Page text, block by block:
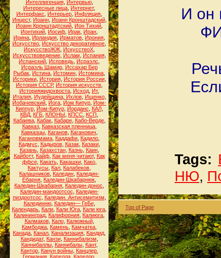
Интеллигенция, Интервью,
Интересные лица Интернет,
Интерфакс
Интерьер Инфляция
Инцест, Иоанн, Иоанн Кронштадский,
Иоанн Кронштадтский Ион Тихий
Ионтихий Иосиф Ирак Иран
Ирина Ирландия Ирматов Ирония
Искусство Искусство декоративное
ИскусствоЖЖ ИскусствоХ
Искусствоведение, Ислам Испания,
Испанский Исповедь Исраэлс
Исраэль Шамир, Иссахар Бер
Рыбак Истина Истомин Истомина
Историки, История, История России,
История СССР, История искусств
Историяжидохвоста Исход Ит,
Италия, Иудейщина, Ихлов, Ищенко,
Йобачевский Йога Йом Кипур Йом-
Киппур, Йом-Кипур, Йорданс КАЛ,
КВД КГБ КЛОНЫ КПСС КСП
Кабаева, Кабак, Кабаре, Кабо-Верде,
Кавказ, Кавказская пленница,
Кавказцы, Каганов, Каганович
Кагановмама Каддафи Кадило
Кадмус
Кадыров, Казак, Казаки,
Казань, Казахстан, Казнь, Каин,
Кайботт, Кайф, Как меня читают, Как
ффсе, Какать, Какашки, Како,
Кактусы Кал Калабеков
Калашников Каледин Каледин-
Ебарня Каледин-Шкабарнюк
Каледин-Шкабарня Каледин-донос
Каледин-мандоотсос
Каледин-
пиздоотсос
Каледин. Антисемитизм
Калединню, Каледин— ГеБе,
Календарь Кали Кали Юга Кали юга
Калининград Калифорния Калиюга
Калмаков, Кало, Калюжный,
Камбоджа Камень Камчатка
Канада Канал Канализация Кандид
Кандидат, Канзи, Каннибализм
Каннибаллы, Каннибалы, Кант,
Кантор, Канун войны, Канцлер.
Германия Капелла Капелло
И он
Tags:
НЮ,
Top of Page